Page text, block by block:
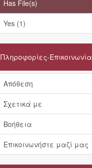
Has File(s)
Yes (1)
Πληροφορίες-Επικοινωνία
Απόθεση
Σχετικά με
Βοήθεια
Επικοινωνήστε μαζί μας